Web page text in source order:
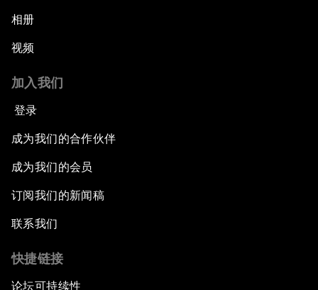
相册
视频
加入我们
登录
成为我们的合作伙伴
成为我们的会员
订阅我们的新闻稿
联系我们
快捷链接
论坛可持续性